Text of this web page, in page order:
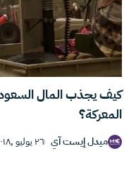
كيف يجذب المال
المعركة؟
ميدل إيست آي ٢٦ يوليو ,٢٠١٨